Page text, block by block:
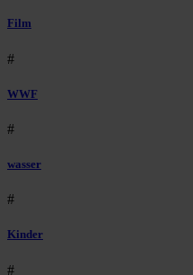
Film
#
WWF
#
wasser
#
Kinder
#